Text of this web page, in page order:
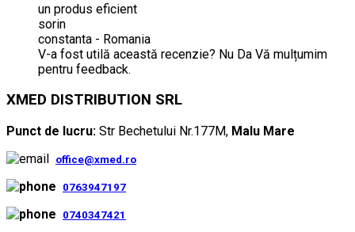
un produs eficient
sorin
constanta - Romania
V-a fost utilă această recenzie? Nu Da Vă mulțumim
pentru feedback.
XMED DISTRIBUTION SRL
Punct de lucru: Str Bechetului Nr.177M, Malu Mare
office@xmed.ro
0763947197
0740347421